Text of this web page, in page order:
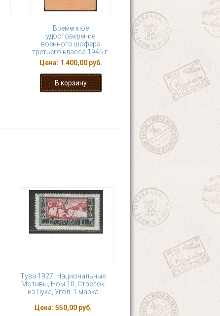
Временное
удостоверение
военного шофера
третьего класса 1945 г.
Цена: 1 400,00 руб.
Тува 1927, Национальные
Мотивы, Ном.10, Стрелок
из Лука, Угол, 1 марка
Цена: 550,00 руб.